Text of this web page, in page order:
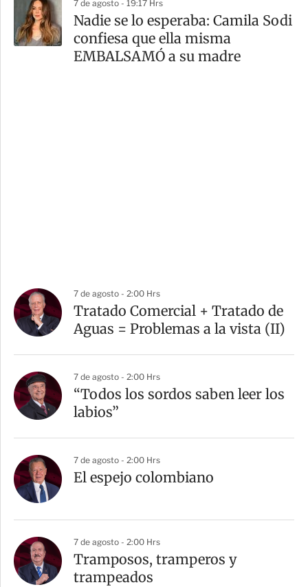
7 de agosto - 19:17 Hrs
Nadie se lo esperaba: Camila Sodi
confiesa que ella misma
EMBALSAMÓ a su madre
7 de agosto - 2:00 Hrs
Tratado Comercial + Tratado de
Aguas = Problemas a la vista (II)
7 de agosto - 2:00 Hrs
“Todos los sordos saben leer los
labios”
7 de agosto - 2:00 Hrs
El espejo colombiano
7 de agosto - 2:00 Hrs
Tramposos, tramperos y
trampeados